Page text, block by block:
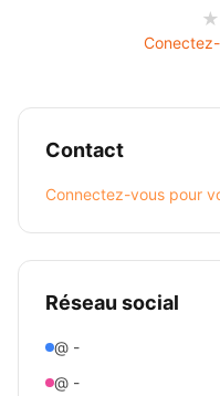
★
Contact
Connectez-vous pour
Réseau social
@ -
@ -